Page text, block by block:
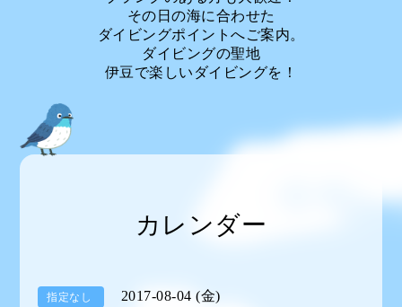
その日の海に合わせた
ダイビングポイントへご案内。
ダイビングの聖地
伊豆で楽しいダイビングを！
カレンダー
指定なし 2017-08-04 (金)